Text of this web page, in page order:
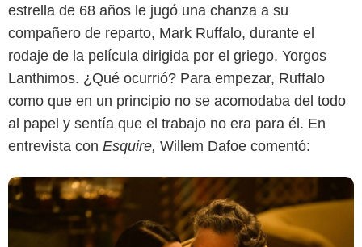
estrella de 68 años le jugó una chanza a su
compañero de reparto, Mark Ruffalo, durante el
rodaje de la película dirigida por el griego, Yorgos
Lanthimos. ¿Qué ocurrió? Para empezar, Ruffalo
como que en un principio no se acomodaba del todo
al papel y sentía que el trabajo no era para él. En
entrevista con Esquire, Willem Dafoe comentó: